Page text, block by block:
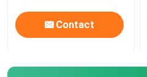
Contact